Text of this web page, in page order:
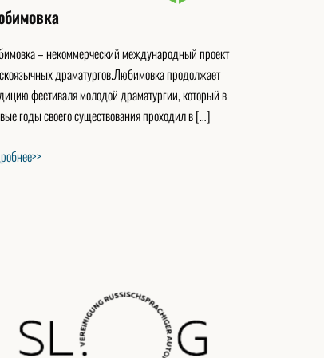
– некоммерческий международный проект
драматургов.Любимовка продолжает
фестиваля молодой драматургии, который в
годы своего существования проходил в […]